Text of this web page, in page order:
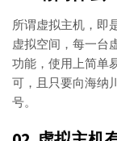
所谓虚拟主机，即
虚拟空间，每一台
功能，使用上简单
可，且只要向海纳
号。